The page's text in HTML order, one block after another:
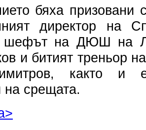
бяха призовани
директор на
шефът на ДЮШ на
и битият треньор
както и
на срещата.